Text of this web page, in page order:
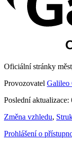
Oficiální stránky
Provozovatel Galileo
Poslední aktualizace:
Změna vzhledu,
Prohlášení o